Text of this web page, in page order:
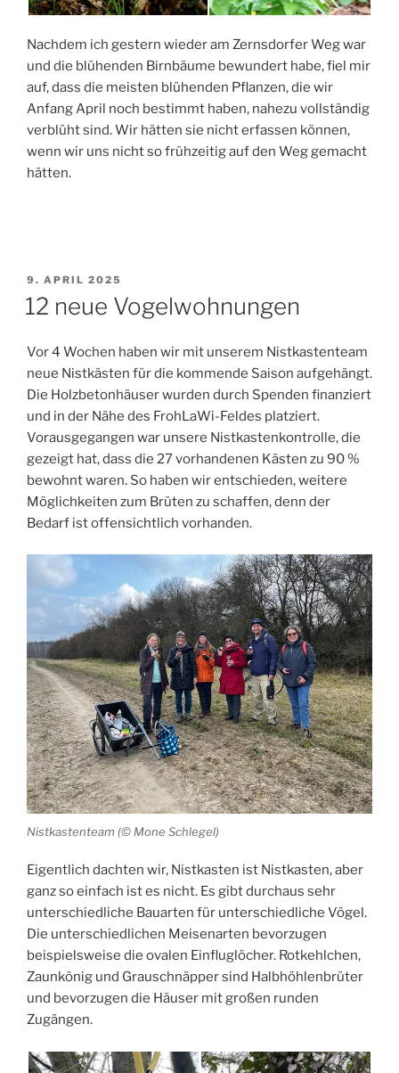
Nachdem ich gestern wieder am Zernsdorfer Weg war
und die blühenden Birnbäume bewundert habe, fiel mir
auf, dass die meisten blühenden Pflanzen, die wir
Anfang April noch bestimmt haben, nahezu vollständig
verblüht sind. Wir hätten sie nicht erfassen können,
wenn wir uns nicht so frühzeitig auf den Weg gemacht
hätten.
VERÖFFENTLICHT
AM
9. APRIL 2025
12 neue Vogelwohnungen
Vor 4 Wochen haben wir mit unserem Nistkastenteam
neue Nistkästen für die kommende Saison aufgehängt.
Die Holzbetonhäuser wurden durch Spenden finanziert
und in der Nähe des FrohLaWi-Feldes platziert.
Vorausgegangen war unsere Nistkastenkontrolle, die
gezeigt hat, dass die 27 vorhandenen Kästen zu 90 %
bewohnt waren. So haben wir entschieden, weitere
Möglichkeiten zum Brüten zu schaffen, denn der
Bedarf ist offensichtlich vorhanden.
Nistkastenteam (© Mone Schlegel)
Eigentlich dachten wir, Nistkasten ist Nistkasten, aber
ganz so einfach ist es nicht. Es gibt durchaus sehr
unterschiedliche Bauarten für unterschiedliche Vögel.
Die unterschiedlichen Meisenarten bevorzugen
beispielsweise die ovalen Einfluglöcher. Rotkehlchen,
Zaunkönig und Grauschnäpper sind Halbhöhlenbrüter
und bevorzugen die Häuser mit großen runden
Zugängen.